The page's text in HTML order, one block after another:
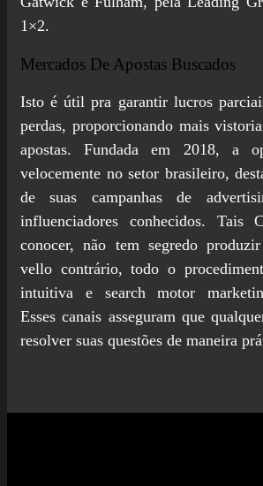
1×2.
Mercados De Apostas Buscados
Isto é útil pra garantir lucros
perdas, proporcionando mais
apostas. Fundada em 2018, a
velocemente no setor brasileiro,
de suas campanhas de
influenciadores conhecidos. Tais
conocer, não tem segredo
vello contrário, todo o
intuitiva e search motor
Esses canais asseguram que
resolver suas questões de maneira